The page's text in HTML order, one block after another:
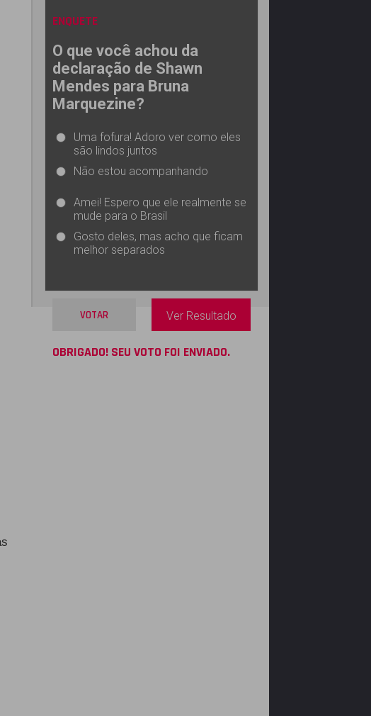
ENQUETE
O que você achou da
declaração de Shawn
Mendes para Bruna
Marquezine?
Uma fofura! Adoro ver como eles
são lindos juntos
Não estou acompanhando
Amei! Espero que ele realmente se
mude para o Brasil
Gosto deles, mas acho que ficam
melhor separados
VOTAR Ver Resultado
OBRIGADO! SEU VOTO FOI ENVIADO.